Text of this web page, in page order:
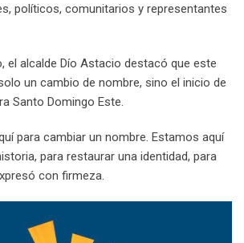
políticos, comunitarios y representantes
el alcalde Dío Astacio destacó que este
un cambio de nombre, sino el inicio de
Santo Domingo Este.
para cambiar un nombre. Estamos aquí
para restaurar una identidad, para
con firmeza.